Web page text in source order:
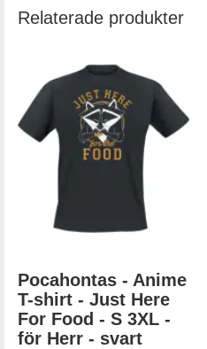
Relaterade produkter
Pocahontas - Anime
T-shirt - Just Here
For Food - S 3XL -
för Herr - svart